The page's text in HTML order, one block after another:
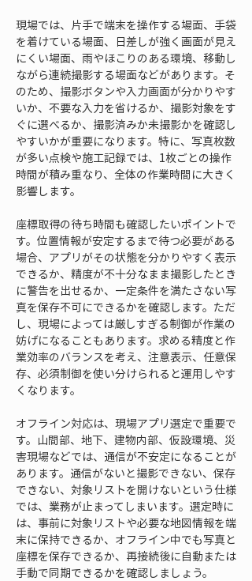
現場では、片手で端末を操作する場面、手袋
を着けている場面、日差しが強く画面が見え
にくい場面、雨やほこりのある環境、移動し
ながら連続撮影する場面などがあります。そ
のため、撮影ボタンや入力画面が分かりやす
いか、不要な入力を省けるか、撮影対象をす
ぐに選べるか、撮影済みか未撮影かを確認し
やすいかが重要になります。特に、写真枚数
が多い点検や施工記録では、1枚ごとの操作
時間が積み重なり、全体の作業時間に大きく
影響します。
座標取得の待ち時間も確認したいポイントで
す。位置情報が安定するまで待つ必要がある
場合、アプリがその状態を分かりやすく表示
できるか、精度が不十分なまま撮影したとき
に警告を出せるか、一定条件を満たさない写
真を保存不可にできるかを確認します。ただ
し、現場によっては厳しすぎる制御が作業の
妨げになることもあります。求める精度と作
業効率のバランスを考え、注意表示、任意保
存、必須制御を使い分けられると運用しやす
くなります。
オフライン対応は、現場アプリ選定で重要で
す。山間部、地下、建物内部、仮設環境、災
害現場などでは、通信が不安定になることが
あります。通信がないと撮影できない、保存
できない、対象リストを開けないという仕様
では、業務が止まってしまいます。選定時に
は、事前に対象リストや必要な地図情報を端
末に保持できるか、オフライン中でも写真と
座標を保存できるか、再接続後に自動または
手動で同期できるかを確認しましょう。